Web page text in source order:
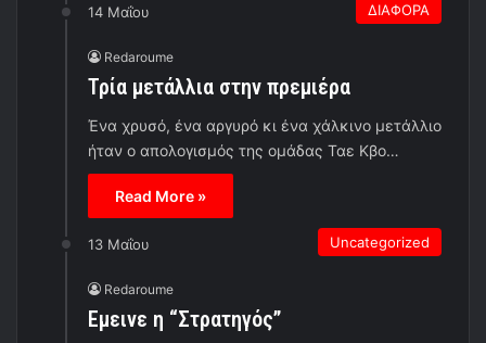
14 Μαΐου ΔΙΑΦΟΡΑ
Redaroume
Τρία μετάλλια στην πρεμιέρα
Ένα χρυσό, ένα αργυρό κι ένα χάλκινο μετάλλιο
ήταν ο απολογισμός της ομάδας Ταε Κβο…
Read More »
13 Μαΐου Uncategorized
Redaroume
Εμεινε η “Στρατηγός”